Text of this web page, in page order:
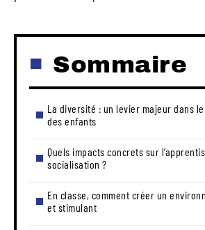
Sommaire
La diversité : un levier majeur dans
des enfants
Quels impacts concrets sur
socialisation ?
En classe, comment créer un
et stimulant